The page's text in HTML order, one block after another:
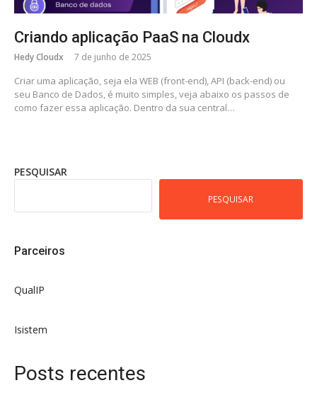
Criando aplicação PaaS na Cloudx
Hedy Cloudx 7 de junho de 2025
Criar uma aplicação, seja ela WEB (front-end), API (back-end) ou
seu Banco de Dados, é muito simples, veja abaixo os passos de
como fazer essa aplicação. Dentro da sua central…
PESQUISAR
PESQUISAR
Parceiros
QualIP
Isistem
Posts recentes